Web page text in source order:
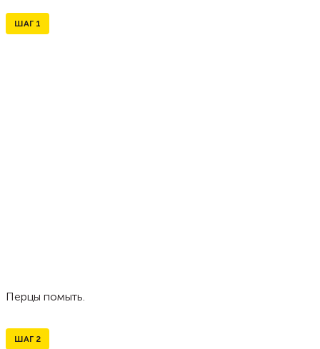
ШАГ 1
Перцы помыть.
ШАГ 2